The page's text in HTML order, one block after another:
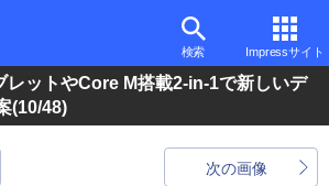
検索 Impressサイト
レットやCore M搭載2-in-1で新しいデ
(10/48)
次の画像